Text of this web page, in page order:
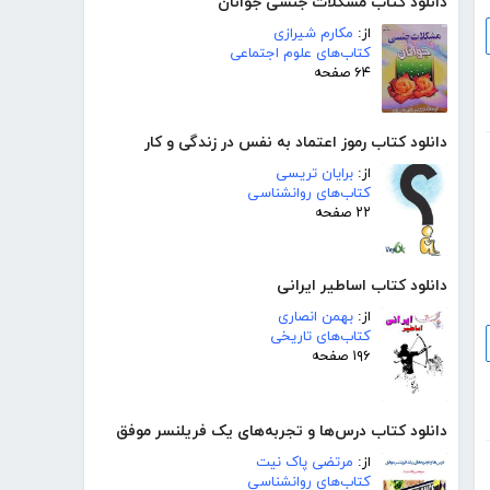
از: مکارم شیرازی
کتاب‌های علوم اجتماعی
۶۴ صفحه
دانلود کتاب رموز اعتماد به نفس در زندگی و کار
از: برایان تریسی
کتاب‌های روانشناسی
۲۲ صفحه
دانلود کتاب اساطیر ایرانی
از: بهمن انصاری
کتاب‌های تاریخی
۱۹۶ صفحه
دانلود کتاب درس‌ها و تجربه‌های یک فریلنسر موفق
از: مرتضی پاک نیت
کتاب‌های روانشناسی